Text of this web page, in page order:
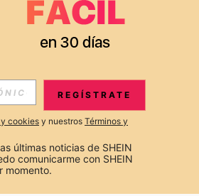
Y NOTICIAS DE SHEIN
Suscribir
REGÍSTRATE
cookies y nuestros Términos y
últimas noticias de SHEIN
comunicarme con SHEIN
momento.